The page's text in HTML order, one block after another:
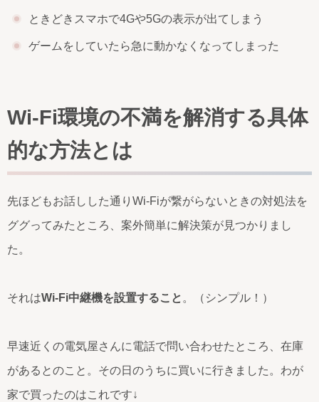
ときどきスマホで4Gや5Gの表示が出てしまう
ゲームをしていたら急に動かなくなってしまった
Wi-Fi環境の不満を解消する具体
的な方法とは
先ほどもお話しした通りWi-Fiが繋がらないときの対処法を
ググってみたところ、案外簡単に解決策が見つかりまし
た。
それはWi-Fi中継機を設置すること 。（シンプル！）
早速近くの電気屋さんに電話で問い合わせたところ、在庫
があるとのこと。その日のうちに買いに行きました。わが
家で買ったのはこれです↓